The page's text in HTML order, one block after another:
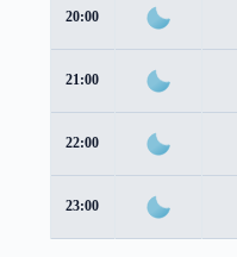
20:00
21:00
22:00
23:00